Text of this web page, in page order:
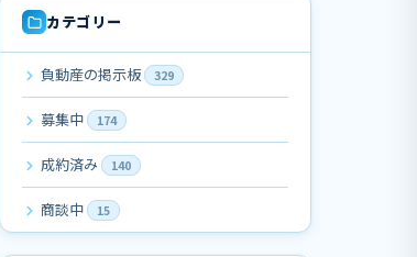
カテゴリー
負動産の掲示板 329
募集中 174
成約済み 140
商談中 15